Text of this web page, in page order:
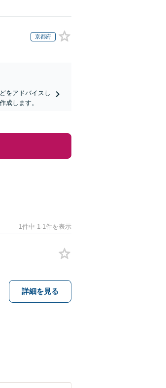
京都府
をアドバイスし
成します。
1件中 1-1件を表示
詳細を見る